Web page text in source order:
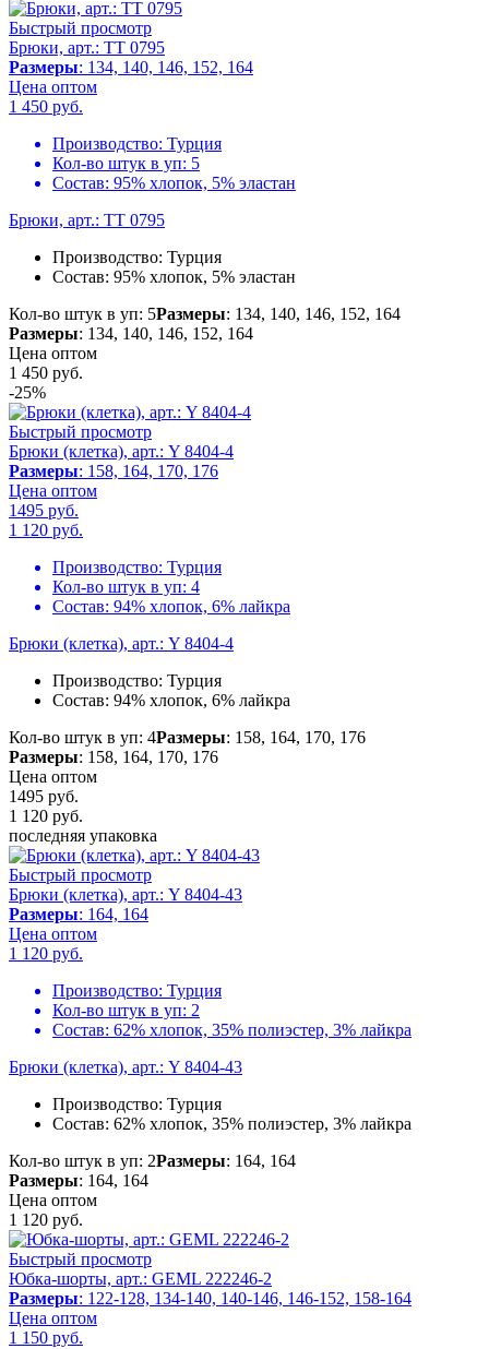
Быстрый просмотр
Брюки, арт.: TT 0795
Размеры: 134, 140, 146, 152, 164
Цена оптом
1 450 руб.
Производство: Турция
Кол-во штук в уп: 5
Состав: 95% хлопок, 5% эластан
Брюки, арт.: TT 0795
Производство: Турция
Состав: 95% хлопок, 5% эластан
Кол-во штук в уп: 5Размеры: 134, 140, 146, 152, 164
Размеры: 134, 140, 146, 152, 164
Цена оптом
1 450 руб.
-25%
Быстрый просмотр
Брюки (клетка), арт.: Y 8404-4
Размеры: 158, 164, 170, 176
Цена оптом
1495 руб.
1 120 руб.
Производство: Турция
Кол-во штук в уп: 4
Состав: 94% хлопок, 6% лайкра
Брюки (клетка), арт.: Y 8404-4
Производство: Турция
Состав: 94% хлопок, 6% лайкра
Кол-во штук в уп: 4Размеры: 158, 164, 170, 176
Размеры: 158, 164, 170, 176
Цена оптом
1495 руб.
1 120 руб.
последняя упаковка
Быстрый просмотр
Брюки (клетка), арт.: Y 8404-43
Размеры: 164, 164
Цена оптом
1 120 руб.
Производство: Турция
Кол-во штук в уп: 2
Состав: 62% хлопок, 35% полиэстер, 3% лайкра
Брюки (клетка), арт.: Y 8404-43
Производство: Турция
Состав: 62% хлопок, 35% полиэстер, 3% лайкра
Кол-во штук в уп: 2Размеры: 164, 164
Размеры: 164, 164
Цена оптом
1 120 руб.
Быстрый просмотр
Юбка-шорты, арт.: GEML 222246-2
Размеры: 122-128, 134-140, 140-146, 146-152, 158-164
Цена оптом
1 150 руб.